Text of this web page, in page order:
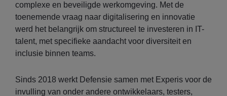
complexe en beveiligde werkomgeving. Met de
toenemende vraag naar digitalisering en innovatie
werd het belangrijk om structureel te investeren in IT-
talent, met specifieke aandacht voor diversiteit en
inclusie binnen teams.
Sinds 2018 werkt Defensie samen met Experis voor de
invulling van onder andere ontwikkelaars, testers,